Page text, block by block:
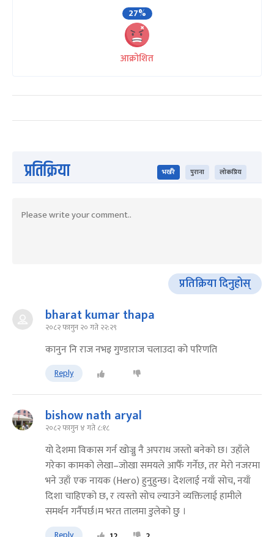
27%
आक्रोशित
प्रतिक्रिया भर्खरै पुराना लोकप्रिय
प्रतिक्रिया दिनुहोस्
bharat kumar thapa
२०८२ फागुन २० गते २२:२९
कानुन नि राज नभइ गुण्डाराज चलाउदा को परिणति
Reply
bishow nath aryal
२०८२ फागुन ४ गते ८:१८
यो देशमा विकास गर्न खोज्नु नै अपराध जस्तो बनेको छ। उहाँले
गरेका कामको लेखा–जोखा समयले आफैँ गर्नेछ, तर मेरो नजरमा
भने उहाँ एक नायक (Hero) हुनुहुन्छ। देशलाई नयाँ सोच, नयाँ
दिशा चाहिएको छ, र त्यस्तो सोच ल्याउने व्यक्तिलाई हामीले
समर्थन गर्नैपर्छ।म भरत तालमा डुलेको छु ।